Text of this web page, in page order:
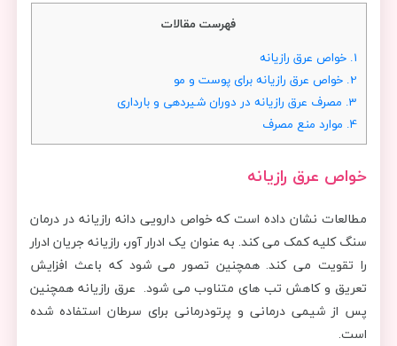
فهرست مقالات
1. خواص عرق رازیانه
2. خواص عرق رازیانه برای پوست و مو
3. مصرف عرق رازیانه در دوران شیردهی و بارداری
4. موارد منع مصرف
خواص عرق رازیانه
مطالعات نشان داده است که خواص دارویی دانه رازیانه در درمان
سنگ کلیه کمک می کند. به عنوان یک ادرار آور، رازیانه جریان ادرار
را تقویت می کند. همچنین تصور می شود که باعث افزایش
تعریق و کاهش تب های متناوب می شود. عرق رازیانه همچنین
پس از شیمی درمانی و پرتودرمانی برای سرطان استفاده شده
است.